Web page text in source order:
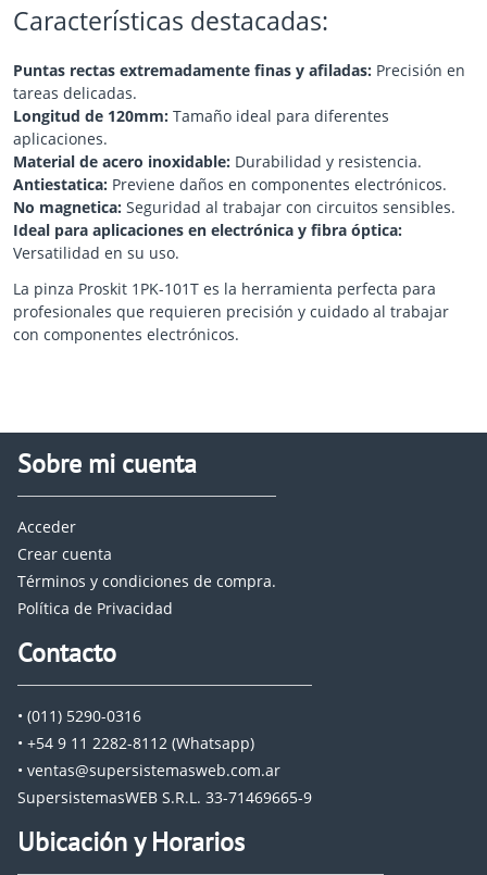
Características destacadas:
Puntas rectas extremadamente finas y afiladas: Precisión en
tareas delicadas.
Longitud de 120mm: Tamaño ideal para diferentes
aplicaciones.
Material de acero inoxidable: Durabilidad y resistencia.
Antiestatica: Previene daños en componentes electrónicos.
No magnetica: Seguridad al trabajar con circuitos sensibles.
Ideal para aplicaciones en electrónica y fibra óptica:
Versatilidad en su uso.
La pinza Proskit 1PK-101T es la herramienta perfecta para
profesionales que requieren precisión y cuidado al trabajar
con componentes electrónicos.
Sobre mi cuenta
Acceder
Crear cuenta
Términos y condiciones de compra.
Política de Privacidad
Contacto
• (011) 5290-0316
• +54 9 11 2282-8112 (Whatsapp)
• ventas@supersistemasweb.com.ar
SupersistemasWEB S.R.L. 33-71469665-9
Ubicación y Horarios